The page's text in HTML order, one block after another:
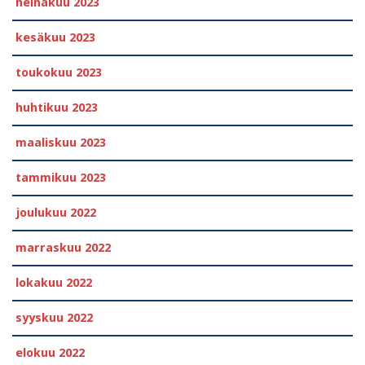
kesäkuu 2023
toukokuu 2023
huhtikuu 2023
maaliskuu 2023
tammikuu 2023
joulukuu 2022
marraskuu 2022
lokakuu 2022
syyskuu 2022
elokuu 2022